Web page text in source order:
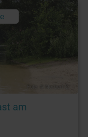
am